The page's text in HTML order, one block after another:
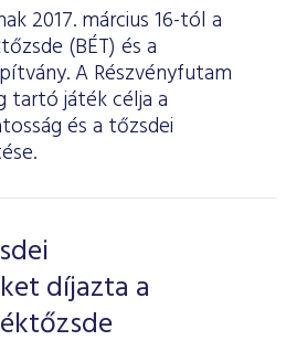
2017. március 16-tól a
(BÉT) és a
A Részvényfutam
tartó játék célja a
és a tőzsdei
díjazta a